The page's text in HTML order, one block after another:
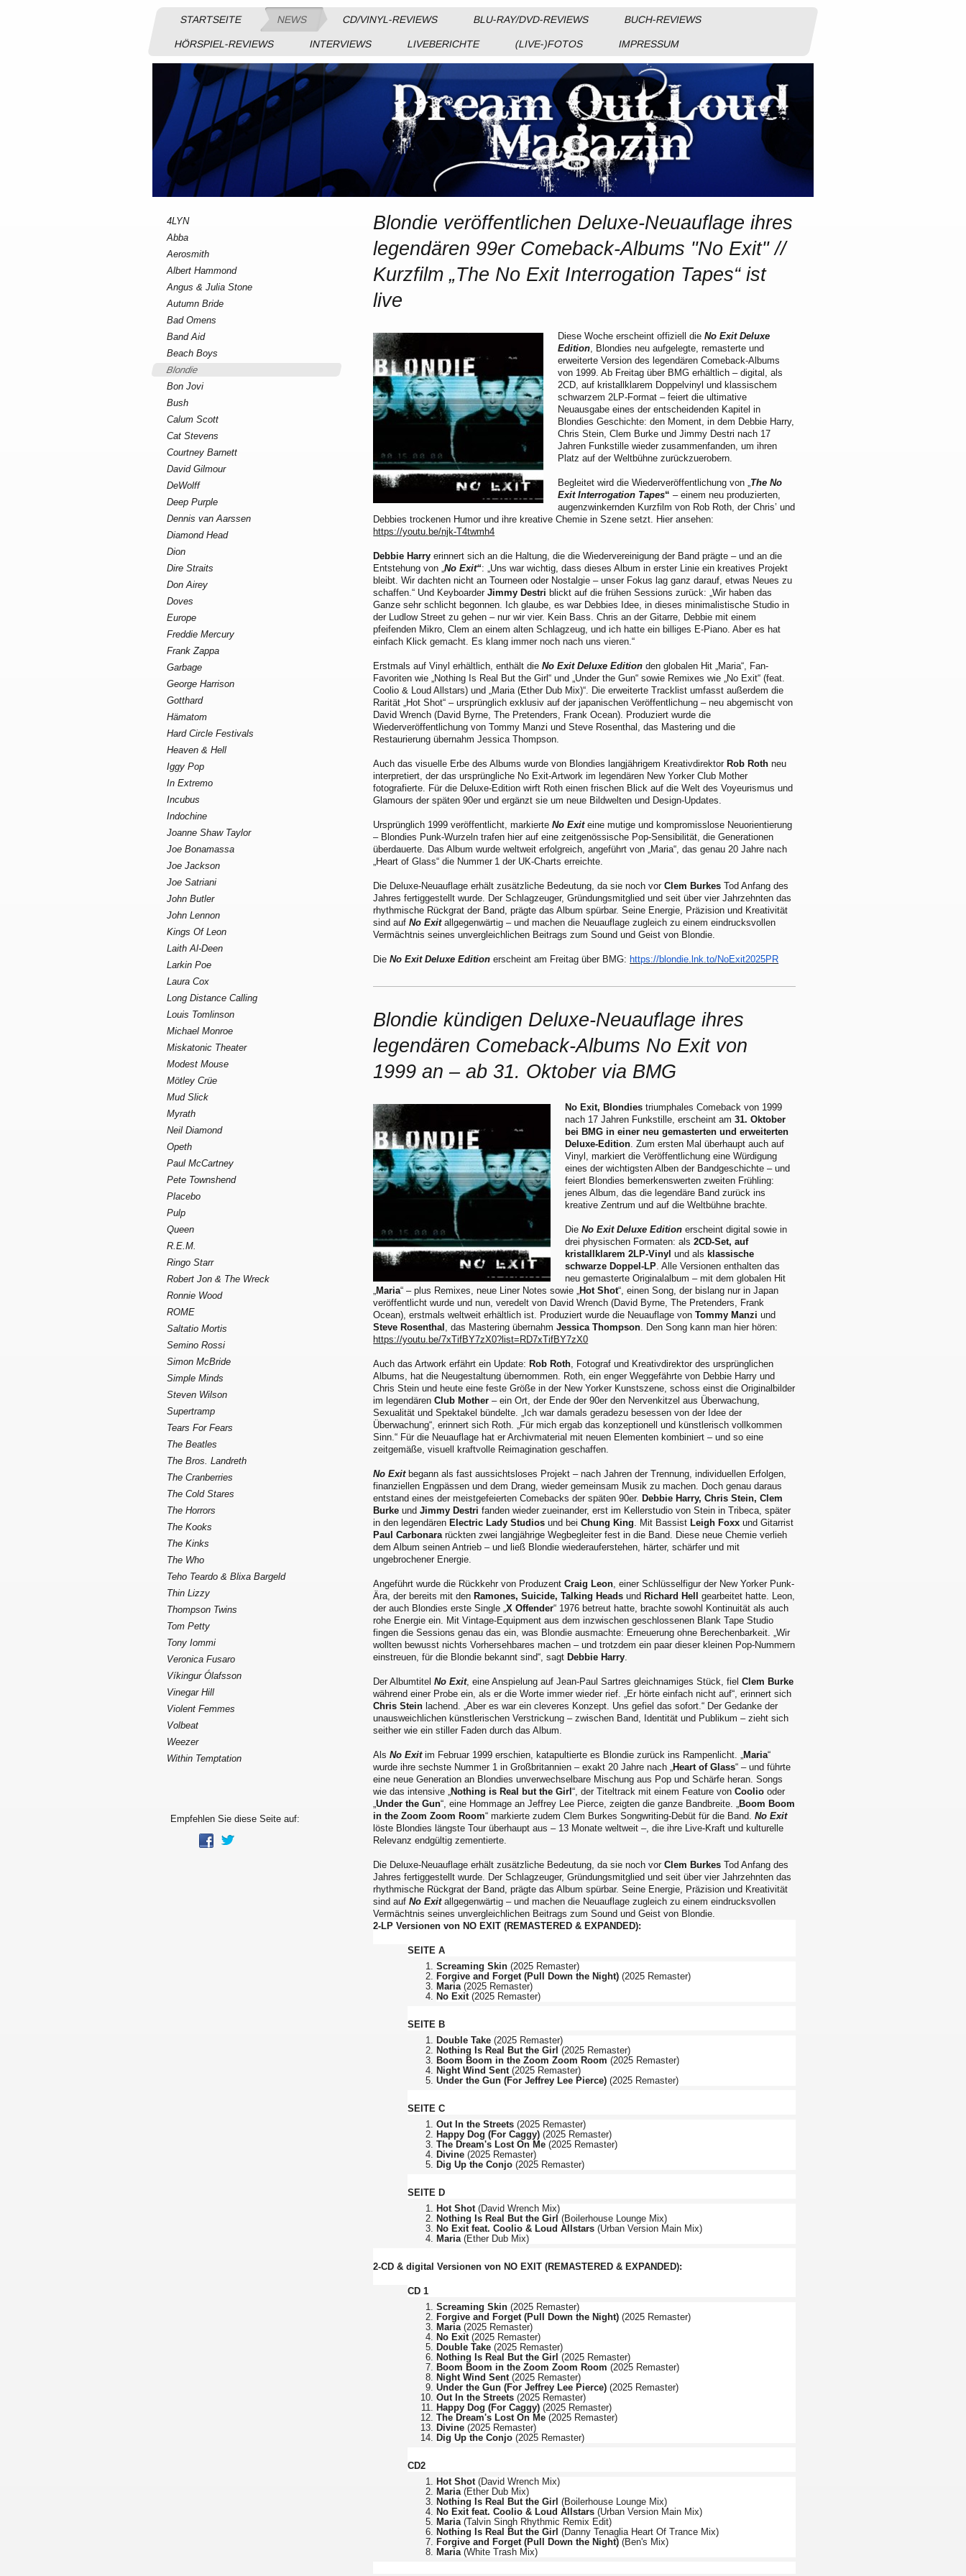
STARTSEITE NEWS CD/VINYL-REVIEWS BLU-RAY/DVD-REVIEWS BUCH-REVIEWS
HÖRSPIEL-REVIEWS INTERVIEWS LIVEBERICHTE (LIVE-)FOTOS IMPRESSUM
Blondie veröffentlichen Deluxe-Neuauflage ihres
legendären 99er Comeback-Albums "No Exit" //
Kurzfilm „The No Exit Interrogation Tapes“ ist
live
Diese Woche erscheint offiziell dieNo Exit Deluxe
Edition, Blondies neu aufgelegte, remasterte und
erweiterte Version des legendären Comeback-Albums
von 1999. Ab Freitag über BMG erhältlich – digital, als
2CD, auf kristallklarem Doppelvinyl und klassischem
schwarzem 2LP-Format – feiert dieultimative
Neuausgabe eines der entscheidenden Kapitel in
Blondies Geschichte: den Moment, in dem Debbie Harry,
Chris Stein, Clem Burke und Jimmy Destri nach 17
Jahren Funkstille wieder zusammenfanden, um ihren
Platz auf der Weltbühne zurückzuerobern.
Begleitet wird die Wiederveröffentlichung von „The No
Exit Interrogation Tapes“ – einem neu produzierten,
augenzwinkernden Kurzfilm von Rob Roth, der Chris’ und
Debbies trockenen Humor und ihre kreative Chemie in Szene setzt. Hier ansehen:
https://youtu.be/njk-T4twmh4
Debbie Harry erinnert sich an die Haltung, die die Wiedervereinigung der Band prägte – und an die
Entstehung von „No Exit“: „Uns war wichtig, dass dieses Album in erster Linie ein kreatives Projekt
bleibt. Wir dachten nicht an Tourneen oder Nostalgie – unser Fokus lag ganz darauf, etwas Neues zu
schaffen.“ Und KeyboarderJimmy Destri blickt auf die frühen Sessions zurück: „Wir haben das
Ganze sehr schlicht begonnen. Ich glaube, es war Debbies Idee, in dieses minimalistische Studio in
der Ludlow Street zu gehen – nur wir vier. Kein Bass. Chris an der Gitarre, Debbie mit einem
pfeifenden Mikro, Clem an einem alten Schlagzeug, und ich hatte ein billiges E-Piano. Aber es hat
einfach Klick gemacht. Es klang immer noch nach uns vieren.“
Erstmals auf Vinyl erhältlich, enthält dieNo Exit Deluxe Edition den globalen Hit „Maria“, Fan-
Favoriten wie „Nothing Is Real But the Girl“ und „Under the Gun“ sowie Remixes wie „No Exit“ (feat.
Coolio & Loud Allstars) und „Maria (Ether Dub Mix)“. Die erweiterte Tracklist umfasst außerdem die
Rarität „Hot Shot“ – ursprünglich exklusiv auf der japanischen Veröffentlichung – neu abgemischt von
David Wrench (David Byrne, The Pretenders, Frank Ocean). Produziert wurde die
Wiederveröffentlichung von Tommy Manzi und Steve Rosenthal, das Mastering und die
Restaurierung übernahm Jessica Thompson.
Auch das visuelle Erbe des Albums wurde von Blondies langjährigem Kreativdirektor Rob Roth neu
interpretiert, der das ursprüngliche No Exit-Artwork im legendären New Yorker Club Mother
fotografierte. Für die Deluxe-Edition wirft Roth einen frischen Blick auf die Welt des Voyeurismus und
Glamours der späten 90er und ergänzt sie um neue Bildwelten und Design-Updates.
Ursprünglich 1999 veröffentlicht, markierteNo Exiteine mutige und kompromisslose Neuorientierung
– Blondies Punk-Wurzeln trafen hier auf eine zeitgenössische Pop-Sensibilität, die Generationen
überdauerte. Das Album wurde weltweit erfolgreich, angeführt von „Maria“, das genau 20 Jahre nach
„Heart of Glass“ die Nummer 1 der UK-Charts erreichte.
Die Deluxe-Neuauflage erhält zusätzliche Bedeutung, da sie noch vorClem Burkes Tod Anfang des
Jahres fertiggestellt wurde. Der Schlagzeuger, Gründungsmitglied und seit über vier Jahrzehnten das
rhythmische Rückgrat der Band, prägte das Album spürbar. Seine Energie, Präzision und Kreativität
sind aufNo Exitallgegenwärtig – und machen die Neuauflage zugleich zu einem eindrucksvollen
Vermächtnis seines unvergleichlichen Beitrags zum Sound und Geist von Blondie.
DieNo Exit Deluxe Edition erscheint am Freitag über BMG: https://blondie.lnk.to/NoExit2025PR
Blondie kündigen Deluxe-Neuauflage ihres
legendären Comeback-Albums No Exit von
1999 an – ab 31. Oktober via BMG
No Exit, Blondies triumphales Comeback von 1999
nach 17 Jahren Funkstille, erscheint am31. Oktober
bei BMG in einer neu gemasterten und erweiterten
Deluxe-Edition. Zum ersten Mal überhaupt auch auf
Vinyl, markiert die Veröffentlichung eine Würdigung
eines der wichtigsten Alben der Bandgeschichte – und
feiert Blondies bemerkenswerten zweiten Frühling:
jenes Album, das die legendäre Band zurück ins
kreative Zentrum und auf die Weltbühne brachte.
DieNo Exit Deluxe Edition erscheint digital sowie in
drei physischen Formaten: als2CD-Set, auf
kristallklarem 2LP-Vinyl und als klassische
schwarze Doppel-LP. Alle Versionen enthalten das
neu gemasterte Originalalbum – mit dem globalen Hit
„Maria“ – plus Remixes, neue Liner Notes sowie „Hot Shot“, einen Song, der bislang nur in Japan
veröffentlicht wurde und nun, veredelt von David Wrench (David Byrne, The Pretenders, Frank
Ocean), erstmals weltweit erhältlich ist. Produziert wurde die Neuauflage vonTommy Manzi und
Steve Rosenthal , das Mastering übernahmJessica Thompson. Den Song kann man hier hören:
https://youtu.be/7xTifBY7zX0?list=RD7xTifBY7zX0
Auch das Artwork erfährt ein Update: Rob Roth, Fotograf und Kreativdirektor des ursprünglichen
Albums, hat die Neugestaltung übernommen. Roth, ein enger Weggefährte von Debbie Harry und
Chris Stein und heute eine feste Größe in der New Yorker Kunstszene, schoss einst die Originalbilder
im legendärenClub Mother – ein Ort, der Ende der 90er den Nervenkitzel aus Überwachung,
Sexualität und Spektakel bündelte. „Ich war damals geradezu besessen von der Idee der
Überwachung“, erinnert sich Roth. „Für mich ergab das konzeptionell und künstlerisch vollkommen
Sinn.“ Für die Neuauflage hat er Archivmaterial mit neuen Elementen kombiniert – und so eine
zeitgemäße, visuell kraftvolle Reimagination geschaffen.
No Exit begann als fast aussichtsloses Projekt – nach Jahren der Trennung, individuellen Erfolgen,
finanziellen Engpässen und dem Drang, wieder gemeinsam Musik zu machen. Doch genau daraus
entstand eines der meistgefeierten Comebacks der späten 90er. Debbie Harry, Chris Stein, Clem
Burke undJimmy Destri fanden wieder zueinander, erst im Kellerstudio von Stein in Tribeca, später
in den legendären Electric Lady Studios und beiChung King. Mit Bassist Leigh Foxx und Gitarrist
Paul Carbonararückten zwei langjährige Wegbegleiter fest in die Band. Diese neue Chemie verlieh
dem Album seinen Antrieb – und ließ Blondie wiederauferstehen, härter, schärfer und mit
ungebrochener Energie.
Angeführt wurde die Rückkehr von ProduzentCraig Leon, einer Schlüsselfigur der New Yorker Punk-
Ära, der bereits mit den Ramones, Suicide, Talking Heads und Richard Hell
gearbeitet hatte. Leon,
der auch Blondies erste Single „X Offender“ 1976 betreut hatte, brachte sowohl Kontinuität als auch
rohe Energie ein. Mit Vintage-Equipment aus dem inzwischen geschlossenen Blank Tape Studio
fingen die Sessions genau das ein, was Blondie ausmachte: Erneuerung ohne Berechenbarkeit. „Wir
wollten bewusst nichts Vorhersehbares machen – und trotzdem ein paar dieser kleinen Pop-Nummern
einstreuen, für die Blondie bekannt sind“, sagt Debbie Harry.
Der AlbumtitelNo Exit, eine Anspielung auf Jean-Paul Sartres gleichnamiges Stück, fielClem Burke
während einer Probe ein, als er die Worte immer wieder rief. „Er hörte einfach nicht auf“, erinnert sich
Chris Stein lachend. „Aber es war ein cleveres Konzept. Uns gefiel das sofort.“ Der Gedanke der
unausweichlichen künstlerischen Verstrickung – zwischen Band, Identität und Publikum – zieht sich
seither wie ein stiller Faden durch das Album.
AlsNo Exitim Februar 1999 erschien, katapultierte es Blondie zurück ins Rampenlicht. „Maria“
wurde ihre sechste Nummer 1 in Großbritannien – exakt 20 Jahre nach „Heart of Glass“ – und führte
eine neue Generation an Blondies unverwechselbare Mischung aus Pop und Schärfe heran. Songs
wie das intensive „Nothing is Real but the Girl“, der Titeltrack mit einem Feature vonCoolio oder
„Under the Gun“, eine Hommage an Jeffrey Lee Pierce, zeigten die ganze Bandbreite. „Boom Boom
in the Zoom Zoom Room“ markierte zudem Clem Burkes Songwriting-Debüt für die Band.No Exit
löste Blondies längste Tour überhaupt aus – 13 Monate weltweit –, die ihre Live-Kraft und kulturelle
Relevanz endgültig zementierte.
Die Deluxe-Neuauflage erhält zusätzliche Bedeutung, da sie noch vorClem Burkes Tod Anfang des
Jahres fertiggestellt wurde. Der Schlagzeuger, Gründungsmitglied und seit über vier Jahrzehnten das
rhythmische Rückgrat der Band, prägte das Album spürbar. Seine Energie, Präzision und Kreativität
sind aufNo Exitallgegenwärtig – und machen die Neuauflage zugleich zu einem eindrucksvollen
Vermächtnis seines unvergleichlichen Beitrags zum Sound und Geist von Blondie.
2-LP Versionen von NO EXIT (REMASTERED & EXPANDED):
SEITE A
Screaming Skin (2025 Remaster)
Forgive and Forget (Pull Down the Night) (2025 Remaster)
Maria (2025 Remaster)
No Exit (2025 Remaster)
SEITE B
Double Take (2025 Remaster)
Nothing Is Real But the Girl (2025 Remaster)
Boom Boom in the Zoom Zoom Room (2025 Remaster)
Night Wind Sent (2025 Remaster)
Under the Gun (For Jeffrey Lee Pierce) (2025 Remaster)
SEITE C
Out In the Streets (2025 Remaster)
Happy Dog (For Caggy) (2025 Remaster)
The Dream's Lost On Me (2025 Remaster)
Divine (2025 Remaster)
Dig Up the Conjo (2025 Remaster)
SEITE D
Hot Shot (David Wrench Mix)
Nothing Is Real But the Girl (Boilerhouse Lounge Mix)
No Exit feat. Coolio & Loud Allstars (Urban Version Main Mix)
Maria (Ether Dub Mix)
2-CD & digital Versionen von NO EXIT (REMASTERED & EXPANDED):
CD 1
Screaming Skin (2025 Remaster)
Forgive and Forget (Pull Down the Night) (2025 Remaster)
Maria (2025 Remaster)
No Exit (2025 Remaster)
Double Take (2025 Remaster)
Nothing Is Real But the Girl (2025 Remaster)
Boom Boom in the Zoom Zoom Room (2025 Remaster)
Night Wind Sent (2025 Remaster)
Under the Gun (For Jeffrey Lee Pierce) (2025 Remaster)
Out In the Streets (2025 Remaster)
Happy Dog (For Caggy) (2025 Remaster)
The Dream's Lost On Me (2025 Remaster)
Divine (2025 Remaster)
Dig Up the Conjo (2025 Remaster)
CD2
Hot Shot (David Wrench Mix)
Maria (Ether Dub Mix)
Nothing Is Real But the Girl (Boilerhouse Lounge Mix)
No Exit feat. Coolio & Loud Allstars (Urban Version Main Mix)
Maria (Talvin Singh Rhythmic Remix Edit)
Nothing Is Real But the Girl (Danny Tenaglia Heart Of Trance Mix)
Forgive and Forget (Pull Down the Night) (Ben's Mix)
Maria (White Trash Mix)
4LYN
Abba
Aerosmith
Albert Hammond
Angus & Julia Stone
Autumn Bride
Bad Omens
Band Aid
Beach Boys
Blondie
Bon Jovi
Bush
Calum Scott
Cat Stevens
Courtney Barnett
David Gilmour
DeWolff
Deep Purple
Dennis van Aarssen
Diamond Head
Dion
Dire Straits
Don Airey
Doves
Europe
Freddie Mercury
Frank Zappa
Garbage
George Harrison
Gotthard
Hämatom
Hard Circle Festivals
Heaven & Hell
Iggy Pop
In Extremo
Incubus
Indochine
Joanne Shaw Taylor
Joe Bonamassa
Joe Jackson
Joe Satriani
John Butler
John Lennon
Kings Of Leon
Laith Al-Deen
Larkin Poe
Laura Cox
Long Distance Calling
Louis Tomlinson
Michael Monroe
Miskatonic Theater
Modest Mouse
Mötley Crüe
Mud Slick
Myrath
Neil Diamond
Opeth
Paul McCartney
Pete Townshend
Placebo
Pulp
Queen
R.E.M.
Ringo Starr
Robert Jon & The Wreck
Ronnie Wood
ROME
Saltatio Mortis
Semino Rossi
Simon McBride
Simple Minds
Steven Wilson
Supertramp
Tears For Fears
The Beatles
The Bros. Landreth
The Cranberries
The Cold Stares
The Horrors
The Kooks
The Kinks
The Who
Teho Teardo & Blixa Bargeld
Thin Lizzy
Thompson Twins
Tom Petty
Tony Iommi
Veronica Fusaro
Víkingur Ólafsson
Vinegar Hill
Violent Femmes
Volbeat
Weezer
Within Temptation
Empfehlen Sie diese Seite auf: